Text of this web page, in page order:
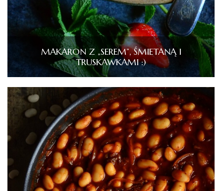
MAKARON Z „SEREM”, ŚMIETANĄ I
TRUSKAWKAMI :)